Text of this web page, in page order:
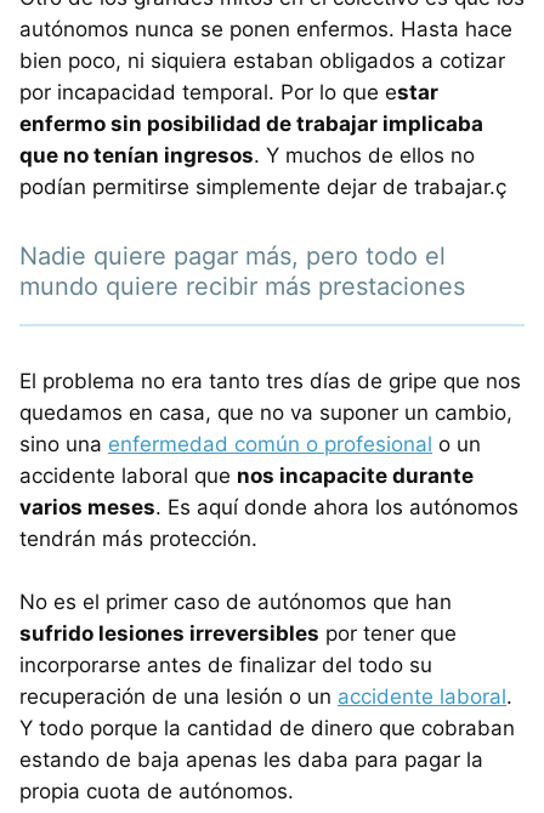
autónomos nunca se ponen enfermos. Hasta hace
bien poco, ni siquiera estaban obligados a cotizar
por incapacidad temporal. Por lo que estar
enfermo sin posibilidad de trabajar implicaba
que no tenían ingresos. Y muchos de ellos no
podían permitirse simplemente dejar de trabajar.ç
Nadie quiere pagar más, pero todo el
mundo quiere recibir más prestaciones
El problema no era tanto tres días de gripe que nos
quedamos en casa, que no va suponer un cambio,
sino una enfermedad común o profesional o un
accidente laboral que nos incapacite durante
varios meses. Es aquí donde ahora los autónomos
tendrán más protección.
No es el primer caso de autónomos que han
sufrido lesiones irreversibles por tener que
incorporarse antes de finalizar del todo su
recuperación de una lesión o un accidente laboral.
Y todo porque la cantidad de dinero que cobraban
estando de baja apenas les daba para pagar la
propia cuota de autónomos.